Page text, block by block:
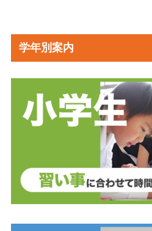
学年別案内